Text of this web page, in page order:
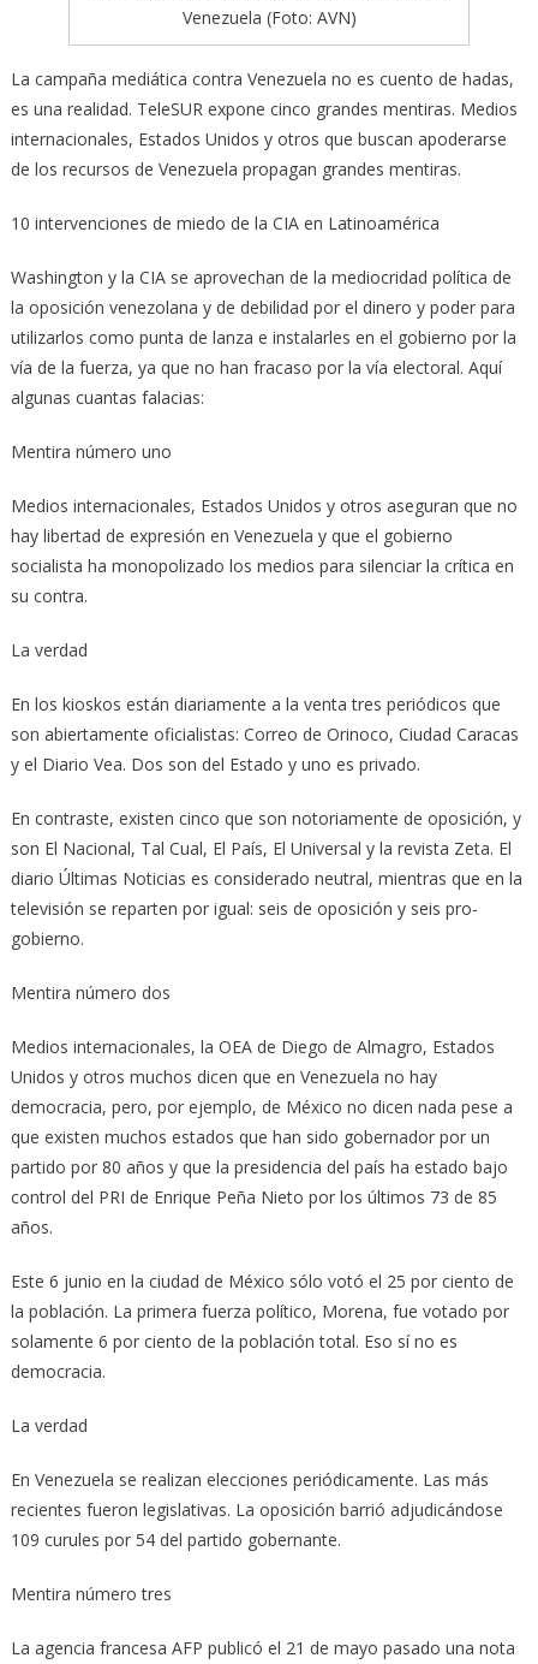
Venezuela (Foto: AVN)
La campaña mediática contra Venezuela no es cuento de hadas,
es una realidad. TeleSUR expone cinco grandes mentiras. Medios
internacionales, Estados Unidos y otros que buscan apoderarse
de los recursos de Venezuela propagan grandes mentiras.
10 intervenciones de miedo de la CIA en Latinoamérica
Washington y la CIA se aprovechan de la mediocridad política de
la oposición venezolana y de debilidad por el dinero y poder para
utilizarlos como punta de lanza e instalarles en el gobierno por la
vía de la fuerza, ya que no han fracaso por la vía electoral. Aquí
algunas cuantas falacias:
Mentira número uno
Medios internacionales, Estados Unidos y otros aseguran que no
hay libertad de expresión en Venezuela y que el gobierno
socialista ha monopolizado los medios para silenciar la crítica en
su contra.
La verdad
En los kioskos están diariamente a la venta tres periódicos que
son abiertamente oficialistas: Correo de Orinoco, Ciudad Caracas
y el Diario Vea. Dos son del Estado y uno es privado.
En contraste, existen cinco que son notoriamente de oposición, y
son El Nacional, Tal Cual, El País, El Universal y la revista Zeta. El
diario Últimas Noticias es considerado neutral, mientras que en la
televisión se reparten por igual: seis de oposición y seis pro-
gobierno.
Mentira número dos
Medios internacionales, la OEA de Diego de Almagro, Estados
Unidos y otros muchos dicen que en Venezuela no hay
democracia, pero, por ejemplo, de México no dicen nada pese a
que existen muchos estados que han sido gobernador por un
partido por 80 años y que la presidencia del país ha estado bajo
control del PRI de Enrique Peña Nieto por los últimos 73 de 85
años.
Este 6 junio en la ciudad de México sólo votó el 25 por ciento de
la población. La primera fuerza político, Morena, fue votado por
solamente 6 por ciento de la población total. Eso sí no es
democracia.
La verdad
En Venezuela se realizan elecciones periódicamente. Las más
recientes fueron legislativas. La oposición barrió adjudicándose
109 curules por 54 del partido gobernante.
Mentira número tres
La agencia francesa AFP publicó el 21 de mayo pasado una nota